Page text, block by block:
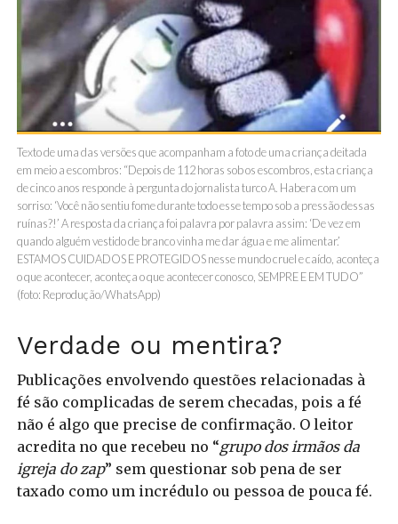
Texto de uma das versões que acompanham a foto de uma criança deitada
em meio a escombros: “Depois de 112 horas sob os escombros, esta criança
de cinco anos responde à pergunta do jornalista turco A. Habera com um
sorriso: ‘Você não sentiu fome durante todo esse tempo sob a pressão dessas
ruínas?!’ A resposta da criança foi palavra por palavra assim: ‘De vez em
quando alguém vestido de branco vinha me dar água e me alimentar.’
ESTAMOS CUIDADOS E PROTEGIDOS nesse mundo cruel e caído, aconteça
o que acontecer, aconteça o que acontecer conosco, SEMPRE E EM TUDO”
(foto: Reprodução/WhatsApp)
Verdade ou mentira?
Publicações envolvendo questões relacionadas à
fé são complicadas de serem checadas, pois a fé
não é algo que precise de confirmação. O leitor
acredita no que recebeu no “grupo dos irmãos da
igreja do zap” sem questionar sob pena de ser
taxado como um incrédulo ou pessoa de pouca fé.